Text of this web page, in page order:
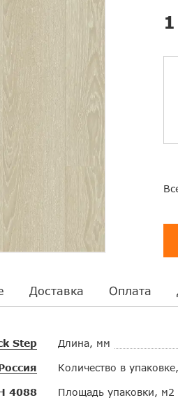
Доставка Оплата
Step
4088
Длина, мм
Количество в
Площадь упаковки, м2